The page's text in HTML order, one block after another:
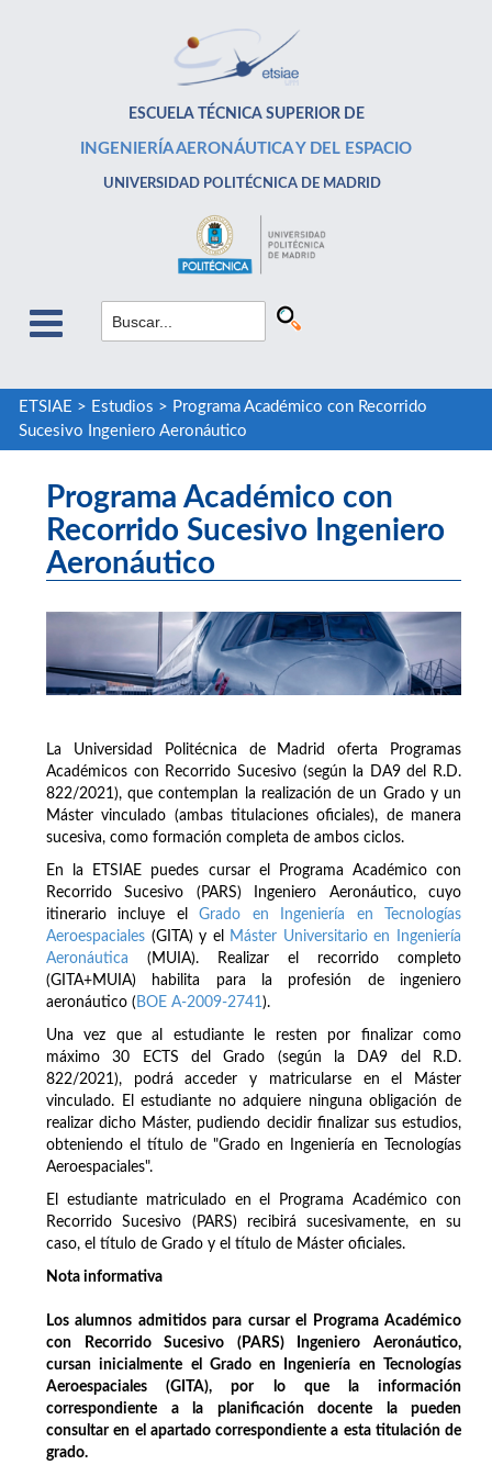
ESCUELA TÉCNICA SUPERIOR DE
INGENIERÍA AERONÁUTICA Y DEL ESPACIO
UNIVERSIDAD POLITÉCNICA DE MADRID
ETSIAE > Estudios > Programa Académico con Recorrido
Sucesivo Ingeniero Aeronáutico
Programa Académico con
Recorrido Sucesivo Ingeniero
Aeronáutico
La Universidad Politécnica de Madrid oferta Programas
Académicos con Recorrido Sucesivo (según la DA9 del R.D.
822/2021), que contemplan la realización de un Grado y un
Máster vinculado (ambas titulaciones oficiales), de manera
sucesiva, como formación completa de ambos ciclos.
En la ETSIAE puedes cursar el Programa Académico con
Recorrido Sucesivo (PARS) Ingeniero Aeronáutico, cuyo
itinerario incluye elGrado en Ingeniería en Tecnologías
Aeroespaciales (GITA) y el
Máster Universitario en Ingeniería
Aeronáutica (MUIA). Realizar el recorrido completo
(GITA+MUIA) habilita para la profesión de ingeniero
aeronáutico ( BOE A-2009-2741).
Una vez que al estudiante le resten por finalizar como
máximo 30 ECTS del Grado (según la DA9 del R.D.
822/2021), podrá acceder y matricularse en el Máster
vinculado. El estudiante no adquiere ninguna obligación de
realizar dicho Máster, pudiendo decidir finalizar sus estudios,
obteniendo el título de "Grado en Ingeniería en Tecnologías
Aeroespaciales".
El estudiante matriculado en el Programa Académico con
Recorrido Sucesivo (PARS) recibirá sucesivamente, en su
caso, el título de Grado y el título de Máster oficiales.
Nota informativa
Los alumnos admitidos para cursar el Programa Académico
con Recorrido Sucesivo (PARS) Ingeniero Aeronáutico,
cursan inicialmente el Grado en Ingeniería en Tecnologías
Aeroespaciales (GITA), por lo que la información
correspondiente a la planificación docente la pueden
consultar en el apartado correspondiente a esta titulación de
grado.